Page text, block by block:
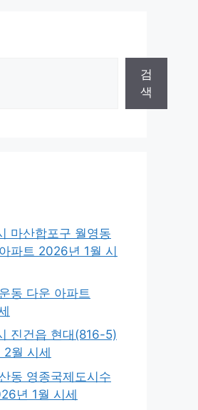
검
색
마산합포구 월영동
파트 2026년 1월 시
동 다운 아파트
진건읍 현대(816-5)
월 시세
동 영종국제도시수
년 1월 시세